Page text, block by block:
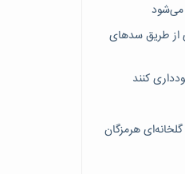
می‌شود
از طریق سدهای
کنند
هرمزگان